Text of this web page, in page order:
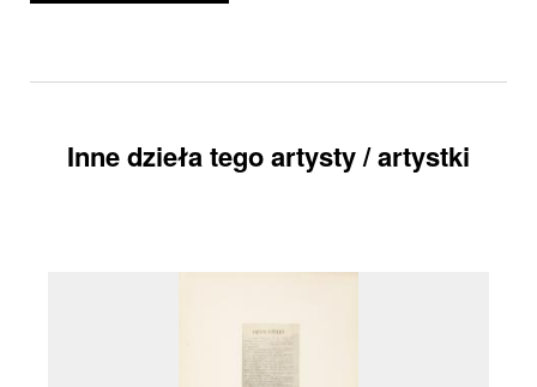
Inne dzieła tego artysty / artystki